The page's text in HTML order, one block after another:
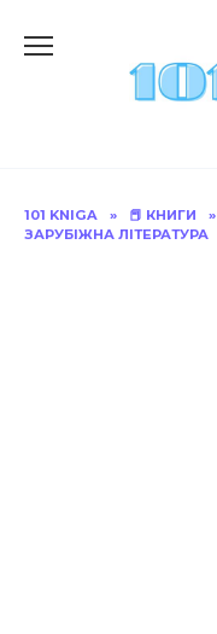
до
101 KNIGA » 📕 КНИГИ »
ЗАРУБІЖНА ЛІТЕРАТУРА